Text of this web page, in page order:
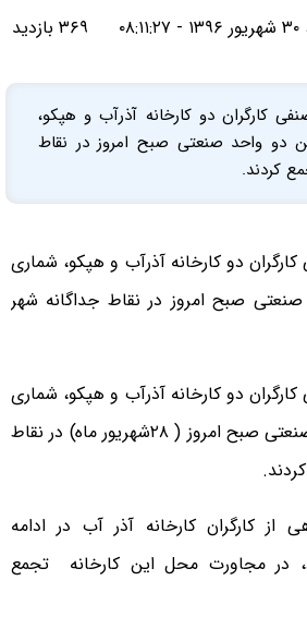
۳۶۹ بازدید
کارگران دو کارخانه آذرآب و هپکو،
دو واحد صنعتی صبح امروز در نقاط
کردند.
دو کارخانه آذرآب و هپکو، شماری
صنعتی صبح امروز در نقاط جداگانه شهر
دو کارخانه آذرآب و هپکو، شماری
از کارگران این دو واحد صنعتی صبح امروز ( ۲۸شهریور ماه) در نقاط
کارگران کارخانه آذر آب در ادامه
در مجاورت محل این کارخانه تجمع